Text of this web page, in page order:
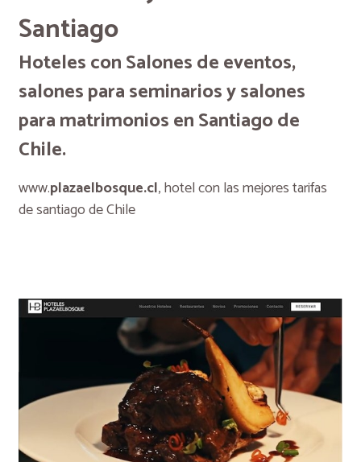
Santiago
Hoteles con Salones de eventos,
salones para seminarios y salones
para matrimonios en Santiago de
Chile.
www.plazaelbosque.cl, hotel con las mejores tarifas
de santiago de Chile